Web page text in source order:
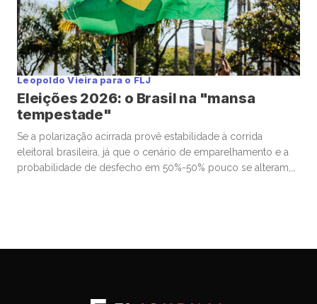
Leopoldo Vieira para o FLJ
Eleições 2026: o Brasil na "mansa
tempestade"
Se a polarização acirrada provê estabilidade à corrida
eleitoral brasileira, já que o cenário de emparelhamento e a
probabilidade de desfecho em 50%-50% pouco se alteram,